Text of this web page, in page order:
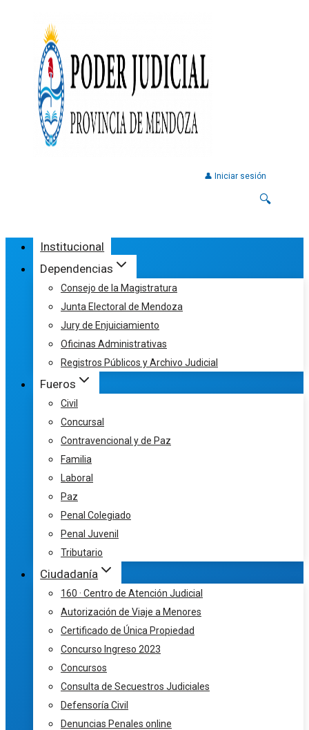
👤 Iniciar sesión
🔍
Institucional
Dependencias
Consejo de la Magistratura
Junta Electoral de Mendoza
Jury de Enjuiciamiento
Oficinas Administrativas
Registros Públicos y Archivo Judicial
Fueros
Civil
Concursal
Contravencional y de Paz
Familia
Laboral
Paz
Penal Colegiado
Penal Juvenil
Tributario
Ciudadanía
160 · Centro de Atención Judicial
Autorización de Viaje a Menores
Certificado de Única Propiedad
Concurso Ingreso 2023
Concursos
Consulta de Secuestros Judiciales
Defensoría Civil
Denuncias Penales online